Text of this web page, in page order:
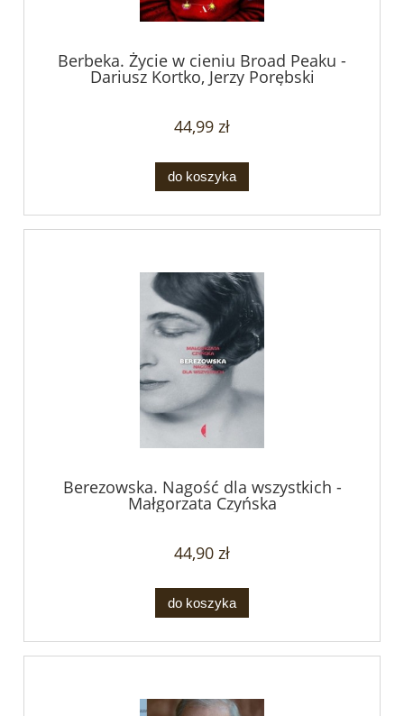
Berbeka. Życie w cieniu Broad Peaku -
Dariusz Kortko, Jerzy Porębski
44,99 zł
do koszyka
Berezowska. Nagość dla wszystkich -
Małgorzata Czyńska
44,90 zł
do koszyka